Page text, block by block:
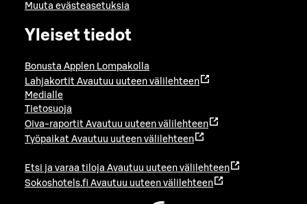
Muuta evästeasetuksia
Yleiset tiedot
Bonusta Applen Lompakolla
Lahjakortit Avautuu uuteen välilehteen
Medialle
Tietosuoja
Oiva-raportit Avautuu uuteen välilehteen
Työpaikat Avautuu uuteen välilehteen
Etsi ja varaa tiloja Avautuu uuteen välilehteen
Sokoshotels.fi Avautuu uuteen välilehteen